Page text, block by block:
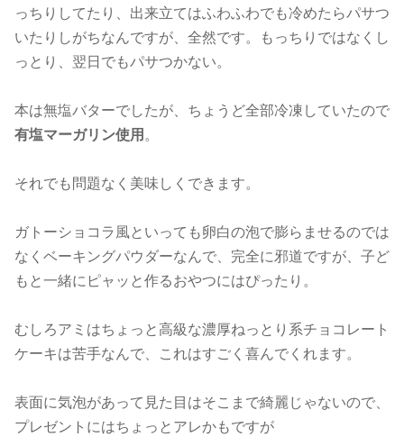
っちりしてたり、出来立てはふわふわでも冷めたらパサつ
いたりしがちなんですが、全然です。もっちりではなくし
っとり、翌日でもパサつかない。
本は無塩バターでしたが、ちょうど全部冷凍していたので
有塩マーガリン使用 。
それでも問題なく美味しくできます。
ガトーショコラ風といっても卵白の泡で膨らませるのでは
なくベーキングパウダーなんで、完全に邪道ですが、子ど
もと一緒にピャッと作るおやつにはぴったり。
むしろアミはちょっと高級な濃厚ねっとり系チョコレート
ケーキは苦手なんで、これはすごく喜んでくれます。
表面に気泡があって見た目はそこまで綺麗じゃないので、
プレゼントにはちょっとアレかもですが